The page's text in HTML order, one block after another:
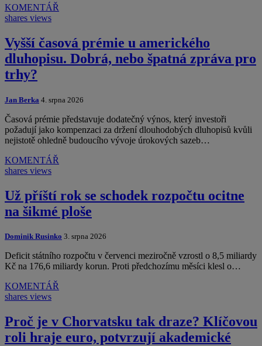
KOMENTÁŘ
shares views
Vyšší časová prémie u amerického
dluhopisu. Dobrá, nebo špatná zpráva pro
trhy?
Jan Berka 4. srpna 2026
Časová prémie představuje dodatečný výnos, který investoři
požadují jako kompenzaci za držení dlouhodobých dluhopisů kvůli
nejistotě ohledně budoucího vývoje úrokových sazeb…
KOMENTÁŘ
shares views
Už příští rok se schodek rozpočtu ocitne
na šikmé ploše
Dominik Rusinko 3. srpna 2026
Deficit státního rozpočtu v červenci meziročně vzrostl o 8,5 miliardy
Kč na 176,6 miliardy korun. Proti předchozímu měsíci klesl o…
KOMENTÁŘ
shares views
Proč je v Chorvatsku tak draze? Klíčovou
roli hraje euro, potvrzují akademické